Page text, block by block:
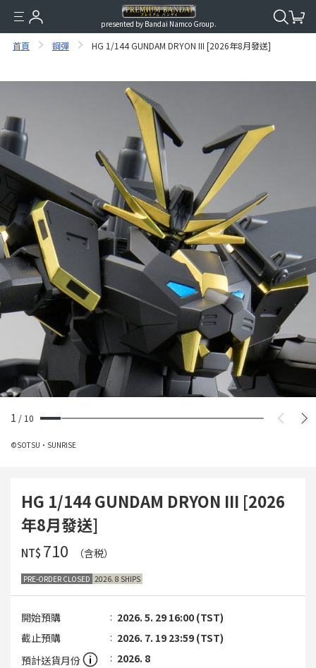
presented by Bandai Namco Group.
首頁 鋼彈 HG 1/144 GUNDAM DRYON III [2026年8月發送]
1 / 10
©SOTSU・SUNRISE
HG 1/144 GUNDAM DRYON III [2026
年8月發送]
NT$ ‌710 （含税）
PRE-ORDER CLOSED 2026. 8 SHIPS
開始預購
2026. 5. 29 16:00 (TST)
截止預購
2026. 7. 19 23:59 (TST)
預計送貨月份
2026. 8